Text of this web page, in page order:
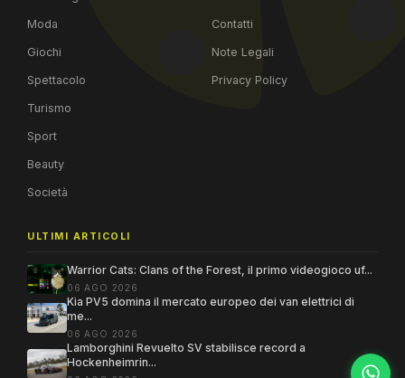
Moda
Giochi
Spettacolo
Turismo
Sport
Beauty
Società
Contatti
Note Legali
Privacy Policy
ULTIMI ARTICOLI
Warrior Cats: Clans of the Forest, il primo videogioco uf...
06 AGO 2026
Kia PV5 domina il mercato europeo dei van elettrici di
me...
06 AGO 2026
Lamborghini Revuelto SV stabilisce record a
Hockenheimrin...